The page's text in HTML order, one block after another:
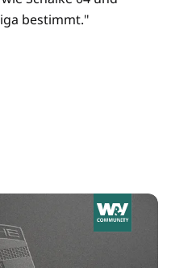
bestimmt."